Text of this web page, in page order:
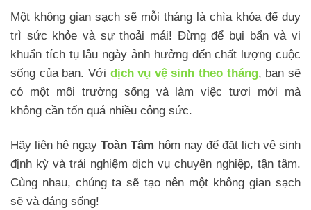
Một không gian sạch sẽ mỗi tháng là chìa khóa để duy
trì sức khỏe và sự thoải mái! Đừng để bụi bẩn và vi
khuẩn tích tụ lâu ngày ảnh hưởng đến chất lượng cuộc
sống của bạn. Với dịch vụ vệ sinh theo tháng, bạn sẽ
có một môi trường sống và làm việc tươi mới mà
không cần tốn quá nhiều công sức.
Hãy liên hệ ngayToàn Tâm hôm nay để đặt lịch vệ sinh
định kỳ và trải nghiệm dịch vụ chuyên nghiệp, tận tâm.
Cùng nhau, chúng ta sẽ tạo nên một không gian sạch
sẽ và đáng sống!